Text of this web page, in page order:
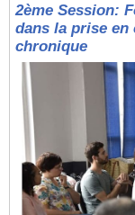
2ème Session:
dans la prise en
chronique